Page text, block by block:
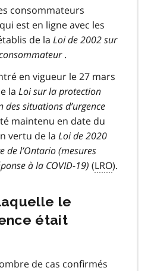
consommateurs
est en ligne avec les
de la Loi de 2002 sur
.
en vigueur le 27 mars
la Loi sur la protection
des situations d’urgence
maintenu en date du
vertu de la Loi de 2020
de l’Ontario (mesures
à la COVID-19covid
) (LRO).
le
était
de cas confirmés